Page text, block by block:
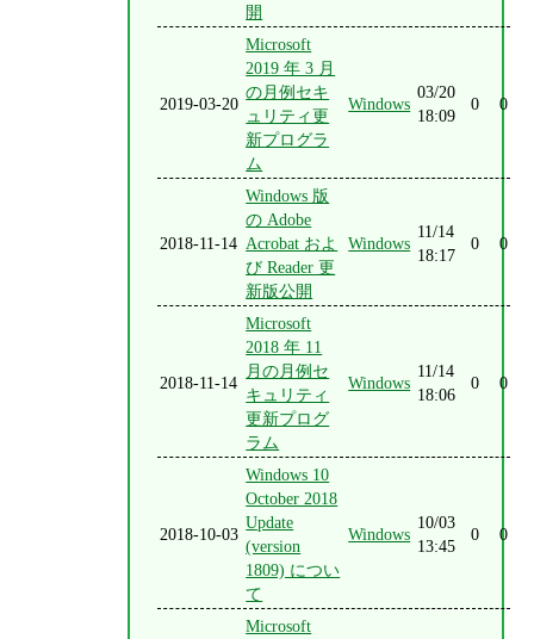
開
2019-03-20
Microsoft
2019 年 3 月
の月例セキ
ュリティ更
新プログラ
ム
Windows
03/20
18:09
0 0
2018-11-14
Windows 版
の Adobe
Acrobat およ
び Reader 更
新版公開
Windows
11/14
18:17
0 0
2018-11-14
Microsoft
2018 年 11
月の月例セ
キュリティ
更新プログ
ラム
Windows
11/14
18:06
0 0
2018-10-03
Windows 10
October 2018
Update
(version
1809) につい
て
Windows
10/03
13:45
0 0
Microsoft